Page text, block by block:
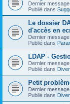
Dernier
Publié dans
Le dossier
d'accès en
Dernier
Publié dans
LDAP -
Dernier
Publié dans
Petit
Dernier
Publié dans